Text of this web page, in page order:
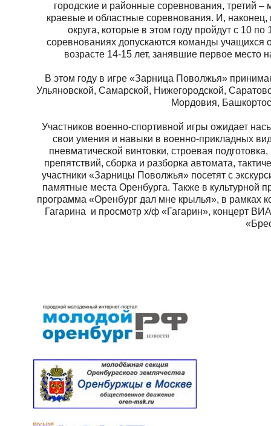
городские и районные соревнования, третий
краевые и областные соревнования. И,
округа, которые в этом году пройдут с 10
соревнованиях допускаются команды
возрасте 14-15 лет, занявшие первое место
В этом году в игре «Зарница Поволжья»
Ульяновской, Самарской, Нижегородской,
Мордовия,
Участников военно-спортивной игры ожидает
свои умения и навыки в военно-прикладных
пневматической винтовки, строевая
препятствий, сборка и разборка автомата,
участники «Зарницы Поволжья» посетят с
памятные места Оренбурга. Также в культурной
программа «Оренбург дал мне крылья», в рамках
Гагарина и просмотр х/ф «Гагарин», концерт